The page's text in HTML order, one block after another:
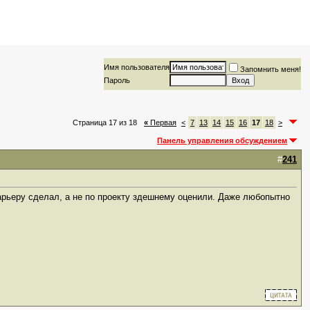
Имя пользователя
Запомнить меня!
Пароль
Страница 17 из 18 « Первая < 7 13 14 15 16 17 18 >
Панель управления обсуждением
#241
сделал, а не по проекту здешнему оценили. Даже любопытно